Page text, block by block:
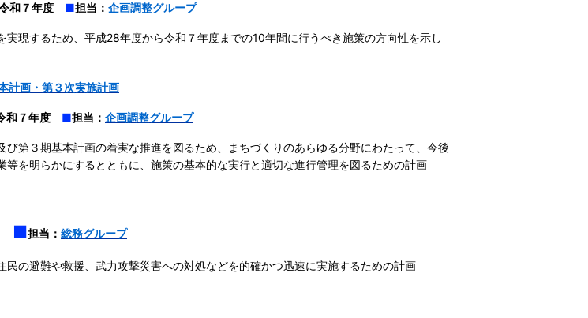
和７年度 ■担当： 企画調整グループ
実現するため、平成28年度から令和７年度までの10年間に行うべき施策の方向性を示し
計画・第３次実施計画
和７年度 ■担当： 企画調整グループ
び第３期基本計画の着実な推進を図るため、まちづくりのあらゆる分野にわたって、今後
等を明らかにするとともに、施策の基本的な実行と適切な進行管理を図るための計画
■担当： 総務グループ
民の避難や救援、武力攻撃災害への対処などを的確かつ迅速に実施するための計画